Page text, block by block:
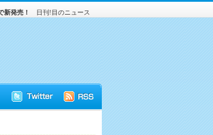
日刊!目のニュース
新発売！